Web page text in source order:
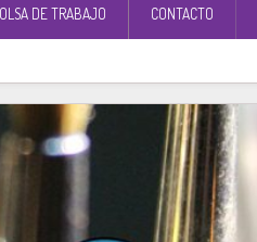
DE TRABAJO CONTACTO